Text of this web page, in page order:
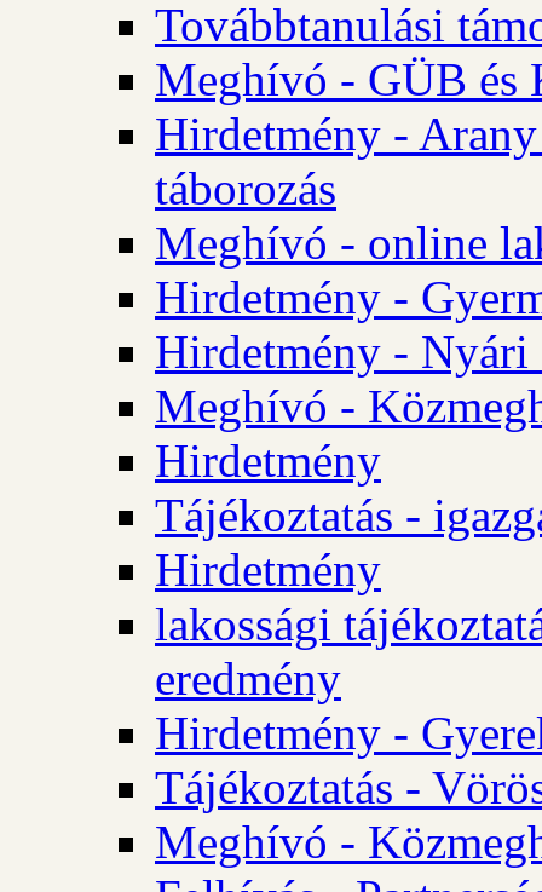
Továbbtanulási
Meghívó - GÜB és
Hirdetmény - Arany
táborozás
Meghívó - online
Hirdetmény -
Hirdetmény - Nyári
Meghívó -
Hirdetmény
Tájékoztatás -
Hirdetmény
lakossági
eredmény
Hirdetmény -
Tájékoztatás -
Meghívó -